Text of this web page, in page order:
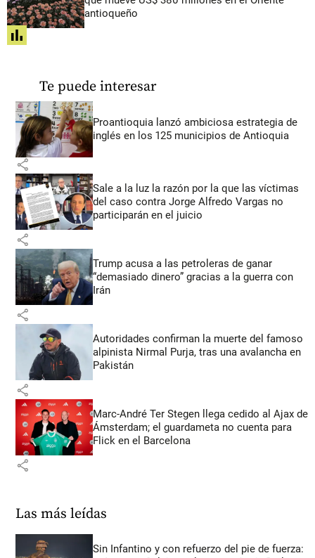
antioqueño
share
Te puede interesar
Proantioquia lanzó ambiciosa estrategia de
inglés en los 125 municipios de Antioquia
share
Sale a la luz la razón por la que las víctimas
del caso contra Jorge Alfredo Vargas no
participarán en el juicio
share
Trump acusa a las petroleras de ganar
“demasiado dinero” gracias a la guerra con
Irán
share
Autoridades confirman la muerte del famoso
alpinista Nirmal Purja, tras una avalancha en
Pakistán
share
Marc-André Ter Stegen llega cedido al Ajax de
Ámsterdam; el guardameta no cuenta para
Flick en el Barcelona
share
Las más leídas
Sin Infantino y con refuerzo del pie de fuerza: